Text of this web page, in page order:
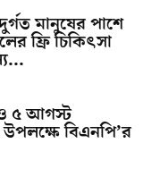
মানুষের পাশে
ফ্রি চিকিৎসা
৫ আগস্ট
বিএনপি’র